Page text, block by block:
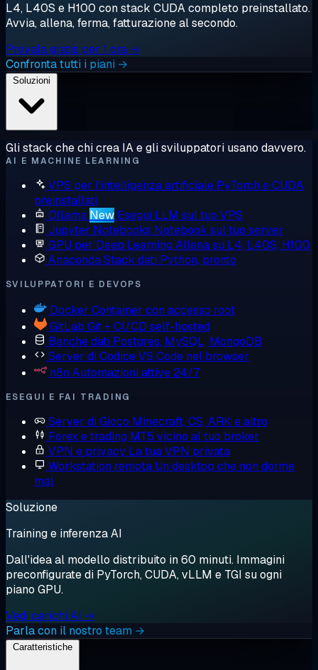
L4, L40S e H100 con stack CUDA completo preinstallato.
Avvia, allena, ferma, fatturazione al secondo.
Provala gratis per 1 ora →
Confronta tutti i piani →
Gli stack che chi crea IA e gli sviluppatori usano davvero.
AI E MACHINE LEARNING
VPS per l'intelligenza artificiale PyTorch e CUDA
preinstallati
Ollama New Esegui LLM sul tuo VPS
Jupyter Notebooks Notebook sul tuo server
GPU per Deep Learning Allena su L4, L40S, H100
AnacondaStack dati Python, pronto
SVILUPPATORI E DEVOPS
Docker Container con accesso root
GitLab Git + CI/CD self-hosted
Banche dati Postgres, MySQL, MongoDB
Server di CodiceVS Code nel browser
n8n Automazioni attive 24/7
ESEGUI E FAI TRADING
Server di Gioco Minecraft, CS, ARK e altro
Forex e trading MT5 vicino al tuo broker
VPN e privacy La tua VPN privata
Workstation remota Un desktop che non dorme
mai
Soluzione
Training e inferenza AI
Dall'idea al modello distribuito in 60 minuti. Immagini
preconfigurate di PyTorch, CUDA, vLLM e TGI su ogni
piano GPU.
Vedi carichi AI →
Parla con il nostro team →